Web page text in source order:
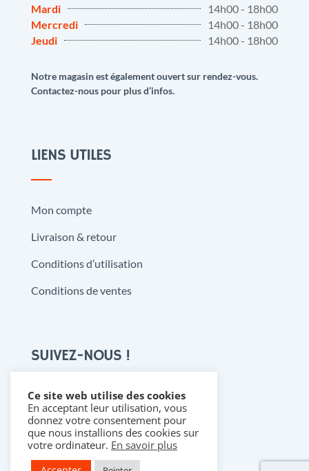
Mardi
14h00 - 18h00
Mercredi
14h00 - 18h00
Jeudi
14h00 - 18h00
Notre magasin est également ouvert sur rendez-vous.
Contactez-nous pour plus d’infos.
LIENS UTILES
Mon compte
Livraison & retour
Conditions d’utilisation
Conditions de ventes
SUIVEZ-NOUS !

Ce site web utilise des cookies
En acceptant leur utilisation, vous
donnez votre consentement pour
que nous installions des cookies sur
votre ordinateur. En savoir plus